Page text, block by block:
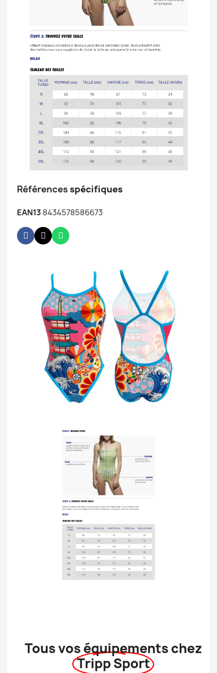
Références spécifiques
EAN13 8434578586673
Tous vos équipements chez
Tripp Sport